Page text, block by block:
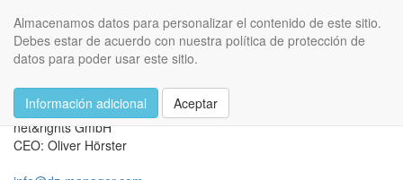
Skydive Varrelbusch
Almacenamos datos para personalizar el contenido de este sitio.
Debes estar de acuerdo con nuestra política de protección de
datos para poder usar este sitio.
Información adicional Aceptar
Ponerse en contacto con el creador de
DZ-ManagerTM
net&rights GmbH
CEO: Oliver Hörster